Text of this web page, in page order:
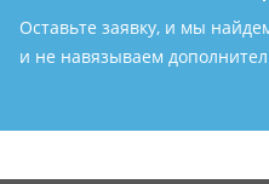
Оставьте заявку, и мы
и не навязываем